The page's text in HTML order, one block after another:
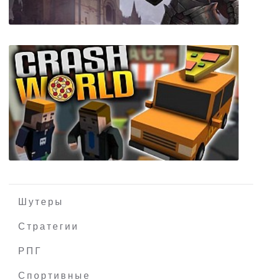
Immortal Realms: Vampire Wars
Шутеры
Стратегии
РПГ
Спортивные